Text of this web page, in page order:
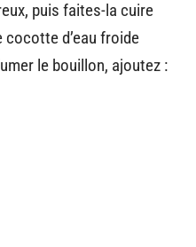
puis faites-la cuire
cocotte d’eau froide
le bouillon, ajoutez :